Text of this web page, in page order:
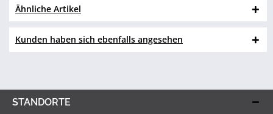
Ähnliche Artikel
Kunden haben sich ebenfalls angesehen
STANDORTE